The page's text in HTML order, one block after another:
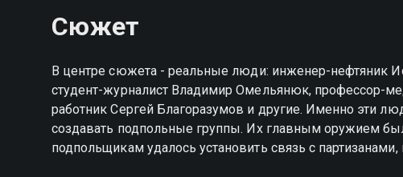
Сюжет
В центре сюжета - реальные люди: инженер-нефтяник
студент-журналист Владимир Омельянюк, профессор-
работник Сергей Благоразумов и другие. Именно эти
создавать подпольные группы. Их главным оружием
подпольщикам удалось установить связь с